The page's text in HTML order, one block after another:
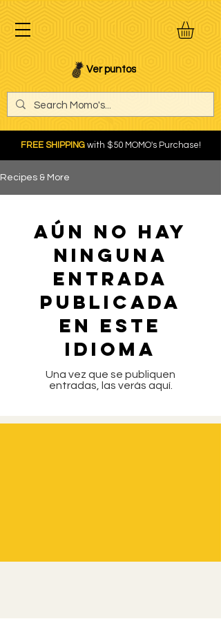
Ver puntos
FREE SHIPPINGwith $50 MOMO's Purchase!
Recipes & More
Aún no hay
ninguna
entrada
publicada
en este
idioma
Una vez que se publiquen
entradas, las verás aquí.